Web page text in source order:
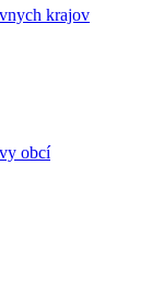
krajov
obcí